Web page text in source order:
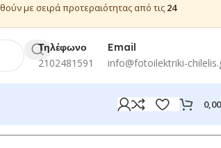
με σειρά προτεραιότητας από τις 24
Τηλέφωνο
2102481591
Email
info@fotoilektriki-